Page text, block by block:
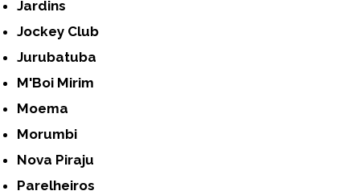
Jardins
Jockey Club
Jurubatuba
M'Boi Mirim
Moema
Morumbi
Nova Piraju
Parelheiros